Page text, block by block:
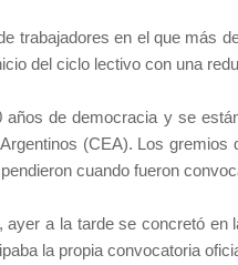
trabajadores en el que más
del ciclo lectivo con una
de democracia y se
(CEA). Los
cuando fueron
a la tarde se concretó
la propia convocatoria